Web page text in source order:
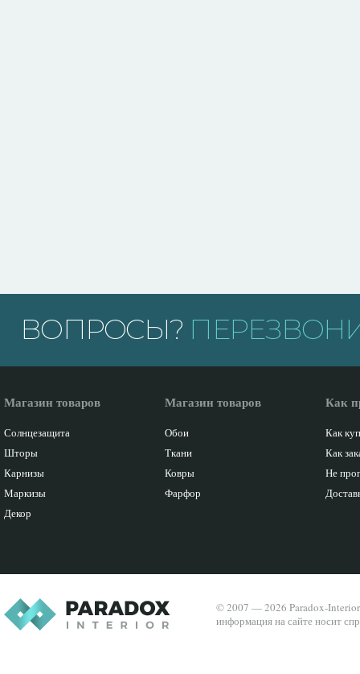
ВОПРОСЫ?
Магазин товаров
Солнцезащита
Шторы
Карнизы
Маркизы
Декор
Магазин товаров
Обои
Ткани
Ковры
Фарфор
Как
Как
Как
Не
© 2007 — 2026 Paradox-
информация на сайте носит